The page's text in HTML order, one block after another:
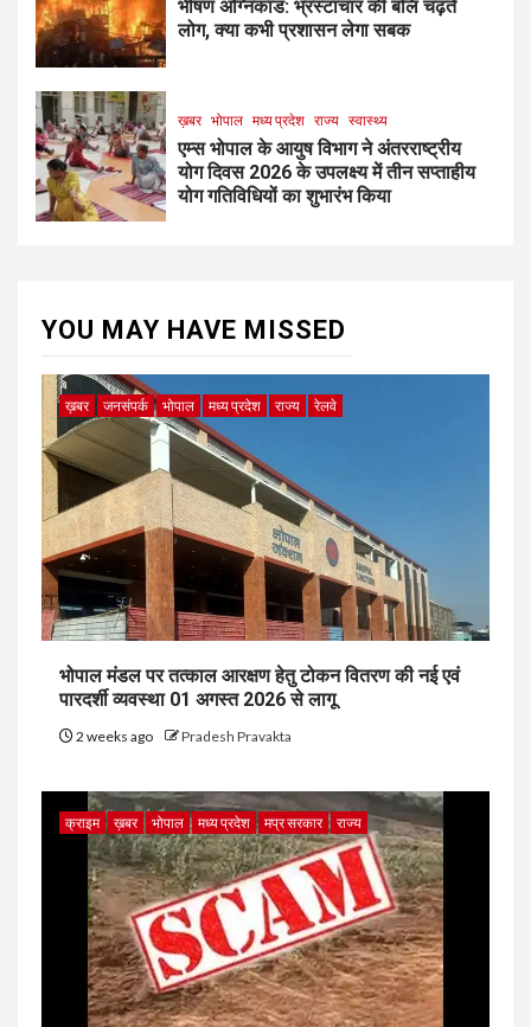
भीषण अग्निकांड: भ्रस्टाचार की बलि चढ़ते
लोग, क्या कभी प्रशासन लेगा सबक
ख़बर भोपाल मध्य प्रदेश राज्य स्वास्थ्य
एम्स भोपाल के आयुष विभाग ने अंतरराष्ट्रीय
योग दिवस 2026 के उपलक्ष्य में तीन सप्ताहीय
योग गतिविधियों का शुभारंभ किया
YOU MAY HAVE MISSED
ख़बर जनसंपर्क भोपाल मध्य प्रदेश राज्य रेलवे
भोपाल मंडल पर तत्काल आरक्षण हेतु टोकन वितरण की नई एवं
पारदर्शी व्यवस्था 01 अगस्त 2026 से लागू
2 weeks ago Pradesh Pravakta
क्राइम ख़बर भोपाल मध्य प्रदेश मप्र सरकार राज्य